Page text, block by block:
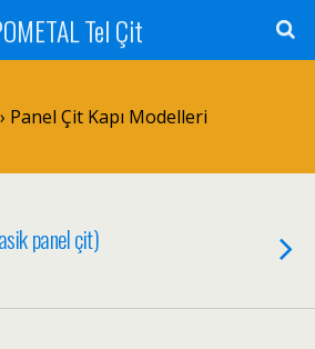
Tel Çit
Panel Çit Kapı Modelleri
panel çit)